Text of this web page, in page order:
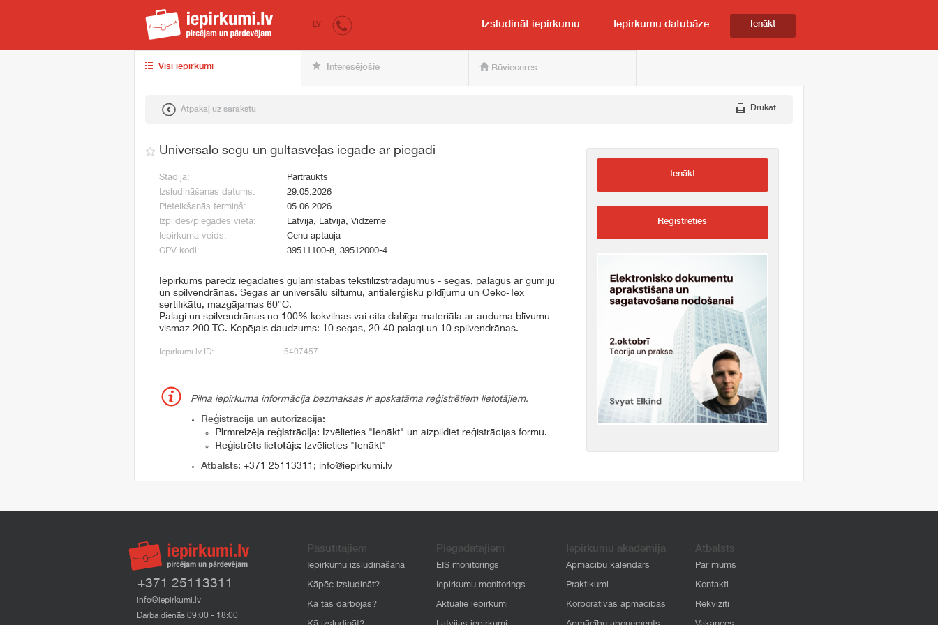
iepirkumi.lv pircējam un pārdevējam
LV Izsludināt iepirkumu Iepirkumu datubāze Ienākt
Visi iepirkumi Interesējošie Būvieceres
Atpakaļ uz sarakstu Drukāt
Universālo segu un gultasveļas iegāde ar piegādi
Stadija:
Pārtraukts
Izsludināšanas datums:
29.05.2026
Pieteikšanās termiņš:
05.06.2026
Izpildes/piegādes vieta:
Latvija, Latvija, Vidzeme
Iepirkuma veids:
Cenu aptauja
CPV kodi:
39511100-8, 39512000-4
Iepirkums paredz iegādāties guļamistabas tekstilizstrādājumus - segas, palagus ar gumiju
un spilvendrānas. Segas ar universālu siltumu, antialerģisku pildījumu un Oeko-Tex
sertifikātu, mazgājamas 60°C.
Palagi un spilvendrānas no 100% kokvilnas vai cita dabīga materiāla ar auduma blīvumu
vismaz 200 TC. Kopējais daudzums: 10 segas, 20-40 palagi un 10 spilvendrānas.
Iepirkumi.lv ID: 5407457
Pilna iepirkuma informācija bezmaksas ir apskatāma reģistrētiem lietotājiem.
Reģistrācija un autorizācija:
Pirmreizēja reģistrācija: Izvēlieties "Ienākt" un aizpildiet reģistrācijas formu.
Reģistrēts lietotājs: Izvēlieties "Ienākt"
Atbalsts: +371 25113311 ; info@iepirkumi.lv
Ienākt
Reģistrēties
+371 25113311
info@iepirkumi.lv
Darba dienās 09:00 - 18:00
Pasūtītājiem
Iepirkumu izsludināšana
Kāpēc izsludināt?
Kā tas darbojas?
Piegādātājiem
EIS monitorings
Iepirkumu monitorings
Aktuālie iepirkumi
Iepirkumu akadēmija
Apmācību kalendārs
Praktikumi
Korporatīvās apmācības
Atbalsts
Par mums
Kontakti
Rekvizīti